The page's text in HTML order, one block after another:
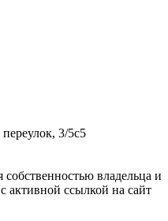
3/5с5
владельца и
активной ссылкой на сайт